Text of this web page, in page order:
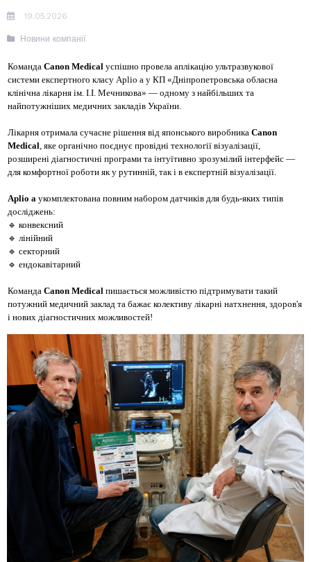
19.05.2026
Новини компанії
Команда Canon Medical успішно провела аплікацію ультразвукової
системи експертного класу Aplio a у КП «Дніпропетровська обласна
клінічна лікарня ім. І.І. Мечникова» — одному з найбільших та
найпотужніших медичних закладів України.
Лікарня отримала сучасне рішення від японського виробника Canon
Medical, яке органічно поєднує провідні технології візуалізації,
розширені діагностичні програми та інтуїтивно зрозумілий інтерфейс —
для комфортної роботи як у рутинній, так і в експертній візуалізації.
Aplio a укомплектована повним набором датчиків для будь-яких типів
досліджень:
🔹 конвексний
🔹 лінійний
🔹 секторний
🔹 ендокавітарний
Команда Canon Medical пишається можливістю підтримувати такий
потужний медичний заклад та бажає колективу лікарні натхнення, здоров'я
і нових діагностичних можливостей!